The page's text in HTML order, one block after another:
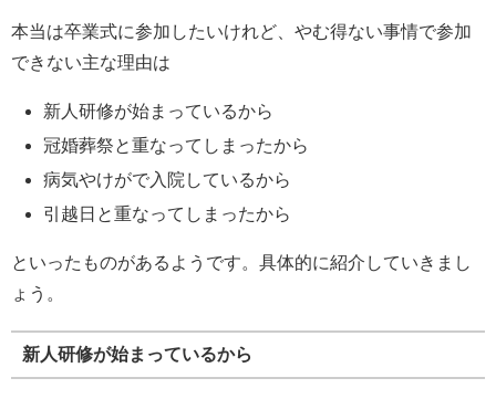
本当は卒業式に参加したいけれど、やむ得ない事情で参加
できない主な理由は
新人研修が始まっているから
冠婚葬祭と重なってしまったから
病気やけがで入院しているから
引越日と重なってしまったから
といったものがあるようです。具体的に紹介していきまし
ょう。
新人研修が始まっているから